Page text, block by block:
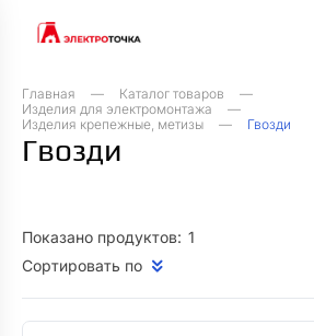
Главная
Каталог товаров
Изделия для электромонтажа
Изделия крепежные, метизы
Гвозди
Гвозди
Показано продуктов: 1
Сортировать по